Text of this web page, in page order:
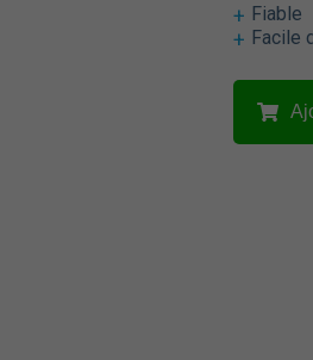
Fiable
Facile